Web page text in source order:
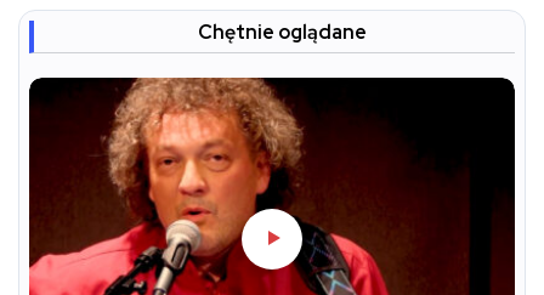
Chętnie oglądane